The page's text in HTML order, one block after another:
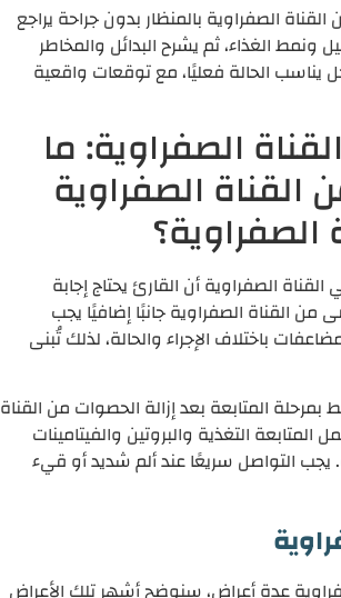
الصفراوية بالمنظار بدون جراحة يراجع
ونمط الغذاء، ثم يشرح البدائل والمخاطر
يناسب الحالة فعليًا، مع توقعات واقعية
الصفراوية: ما
القناة الصفراوية
الصفراوية أن القارئ يحتاج إجابة
من القناة الصفراوية جانبًا إضافيًا يجب
باختلاف الإجراء والحالة، لذلك تُبنى
المتابعة بعد إزالة الحصوات من القناة
التغذية والبروتين والفيتامينات
يجب التواصل سريعًا عند ألم شديد أو قيء
عدة أعراض، سنوضح أشهر تلك الأعراض